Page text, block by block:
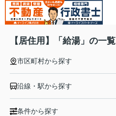
【居住用】「給湯」の一覧
市区町村から探す
沿線・駅から探す
条件から探す